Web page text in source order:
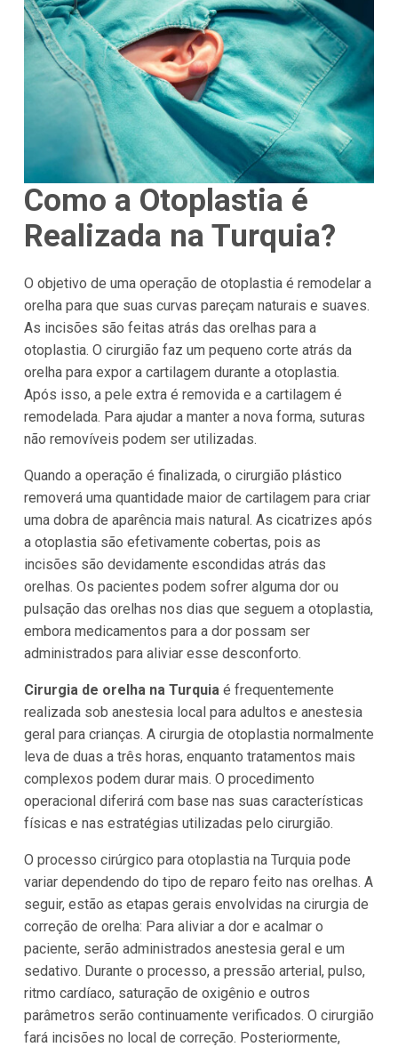
Como a Otoplastia é
Realizada na Turquia?
O objetivo de uma operação de otoplastia é remodelar a
orelha para que suas curvas pareçam naturais e suaves.
As incisões são feitas atrás das orelhas para a
otoplastia. O cirurgião faz um pequeno corte atrás da
orelha para expor a cartilagem durante a otoplastia.
Após isso, a pele extra é removida e a cartilagem é
remodelada. Para ajudar a manter a nova forma, suturas
não removíveis podem ser utilizadas.
Quando a operação é finalizada, o cirurgião plástico
removerá uma quantidade maior de cartilagem para criar
uma dobra de aparência mais natural. As cicatrizes após
a otoplastia são efetivamente cobertas, pois as
incisões são devidamente escondidas atrás das
orelhas. Os pacientes podem sofrer alguma dor ou
pulsação das orelhas nos dias que seguem a otoplastia,
embora medicamentos para a dor possam ser
administrados para aliviar esse desconforto.
Cirurgia de orelha na Turquiaé frequentemente
realizada sob anestesia local para adultos e anestesia
geral para crianças. A cirurgia de otoplastia normalmente
leva de duas a três horas, enquanto tratamentos mais
complexos podem durar mais. O procedimento
operacional diferirá com base nas suas características
físicas e nas estratégias utilizadas pelo cirurgião.
O processo cirúrgico para otoplastia na Turquia pode
variar dependendo do tipo de reparo feito nas orelhas. A
seguir, estão as etapas gerais envolvidas na cirurgia de
correção de orelha: Para aliviar a dor e acalmar o
paciente, serão administrados anestesia geral e um
sedativo. Durante o processo, a pressão arterial, pulso,
ritmo cardíaco, saturação de oxigênio e outros
parâmetros serão continuamente verificados. O cirurgião
fará incisões no local de correção. Posteriormente,